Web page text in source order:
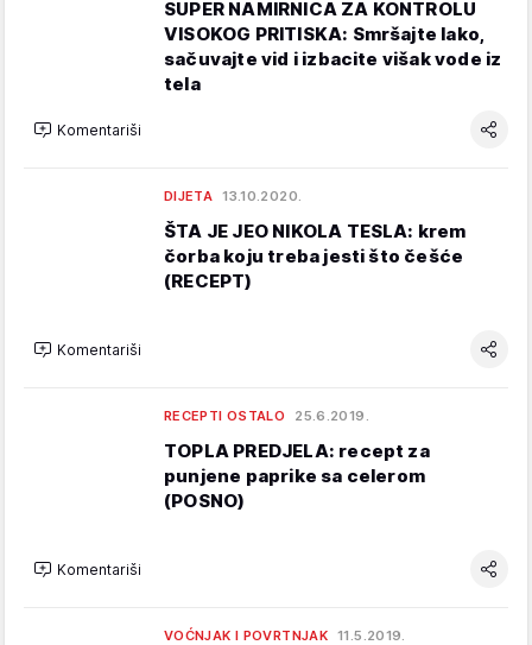
SUPER NAMIRNICA ZA KONTROLU
VISOKOG PRITISKA: Smršajte lako,
sačuvajte vid i izbacite višak vode iz
tela
Komentariši
DIJETA 13.10.2020.
ŠTA JE JEO NIKOLA TESLA: krem
čorba koju treba jesti što češće
(RECEPT)
Komentariši
RECEPTI OSTALO 25.6.2019.
TOPLA PREDJELA: recept za
punjene paprike sa celerom
(POSNO)
Komentariši
VOĆNJAK I POVRTNJAK 11.5.2019.